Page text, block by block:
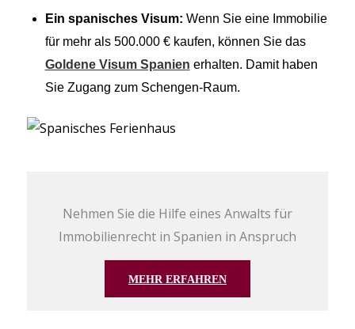
Ein spanisches Visum: Wenn Sie eine Immobilie
für mehr als 500.000 € kaufen, können Sie das
Goldene Visum Spanien erhalten. Damit haben
Sie Zugang zum Schengen-Raum.
Nehmen Sie die Hilfe eines Anwalts für
Immobilienrecht in Spanien in Anspruch
MEHR ERFAHREN